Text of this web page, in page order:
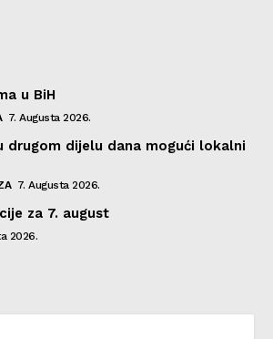
u BiH
7. Augusta 2026.
drugom dijelu dana mogući lokalni
7. Augusta 2026.
za 7. august
2026.